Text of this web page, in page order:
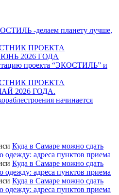
-делаем планету лучше,
ПРОЕКТА
2026 ГОДА
проекта “ЭКОСТИЛЬ” и
ПРОЕКТА
2026 ГОДА.
начинается
Куда в Самаре можно сдать
адреса пунктов приема
Куда в Самаре можно сдать
адреса пунктов приема
Куда в Самаре можно сдать
адреса пунктов приема